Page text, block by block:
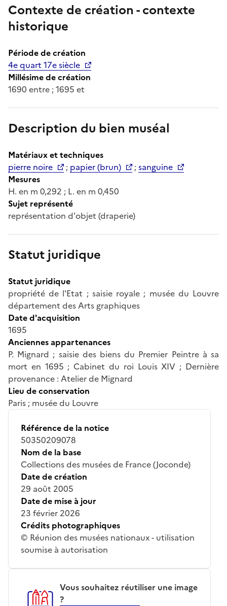
Contexte de création - contexte
historique
Période de création
4e quart 17e siècle
Millésime de création
1690 entre ; 1695 et
Description du bien muséal
Matériaux et techniques
pierre noire
; papier (brun) ;sanguine
Mesures
H. en m 0,292 ; L. en m 0,450
Sujet représenté
représentation d'objet (draperie)
Statut juridique
Statut juridique
propriété de l'Etat ; saisie royale ; musée du Louvre
département des Arts graphiques
Date d'acquisition
1695
Anciennes appartenances
P. Mignard ; saisie des biens du Premier Peintre à sa
mort en 1695 ; Cabinet du roi Louis XIV ; Dernière
provenance : Atelier de Mignard
Lieu de conservation
Paris ; musée du Louvre
Référence de la notice
50350209078
Nom de la base
Collections des musées de France (Joconde)
Date de création
29 août 2005
Date de mise à jour
23 février 2026
Crédits photographiques
© Réunion des musées nationaux - utilisation
soumise à autorisation
Vous souhaitez réutiliser une image
?